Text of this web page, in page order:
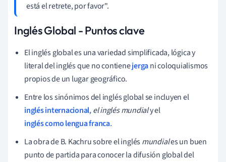
está el retrete, por favor".
Inglés Global - Puntos clave
El inglés global es una variedad simplificada, lógica y
literal del inglés que no contienejergani coloquialismos
propios de un lugar geográfico.
Entre los sinónimos del inglés global se incluyen el
inglés internacional, el inglés mundialy el
inglés como lengua franca.
La obra de B. Kachru sobre el inglésmundiales un buen
punto de partida para conocer la difusión global del